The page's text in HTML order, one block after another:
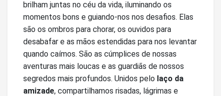
brilham juntas no céu da vida, iluminando os
momentos bons e guiando-nos nos desafios. Elas
são os ombros para chorar, os ouvidos para
desabafar e as mãos estendidas para nos levantar
quando caímos. São as cúmplices de nossas
aventuras mais loucas e as guardiãs de nossos
segredos mais profundos. Unidos pelo laço da
amizade, compartilhamos risadas, lágrimas e